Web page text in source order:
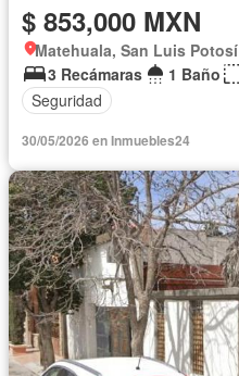
$ 853,000 MXN
Matehuala, San Luis Potosí
3 Recámaras
1 Baño
Seguridad
30/05/2026 en Inmuebles24